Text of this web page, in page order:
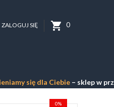
shopping_cart 0
ZALOGUJ SIĘ
dla Ciebie– sklep w
0%